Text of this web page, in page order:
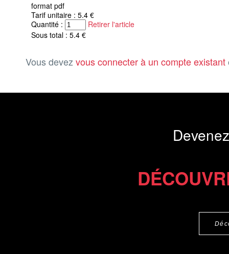
format pdf
Tarif unitaire : 5.4 €
Quantité :
Retirer l'article
Sous total : 5.4 €
Vous devez vous connecter à un compte existant